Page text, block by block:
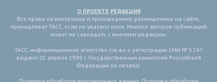
О ПРОЕКТЕ РЕДАКЦИЯ
Все права на материалы и произведения, размещенные на сайте,
принадлежат ТАСС, если не указано иное. Мнение авторов публикаций
может не совпадать с мнением редакции.
ТАСС, информационное агентство (св-во о регистрации СМИ № 3 247
выдано 02 апреля 1999 г. Государственным комитетом Российской
Федерации по печати).